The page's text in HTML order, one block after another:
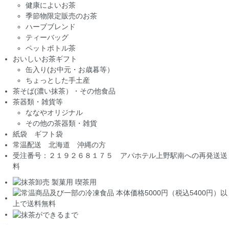
健康によいお茶
季節物限定販売のお茶
ハーブブレンド
ティーバッグ
ペットボトル茶
おいしいお茶ギフト
缶入り(お中元・お歳暮等）
ちょっとした手土産
茶そば(濃い抹茶）・その他食品
茶器類・雑貨等
ななやオリジナル
その他の茶器類・雑貨
紙袋 ギフト袋
常温配送 北海道 沖縄の方
受注番号：２１９２６８１７５ アパホテル上野駅南への再発送送
料